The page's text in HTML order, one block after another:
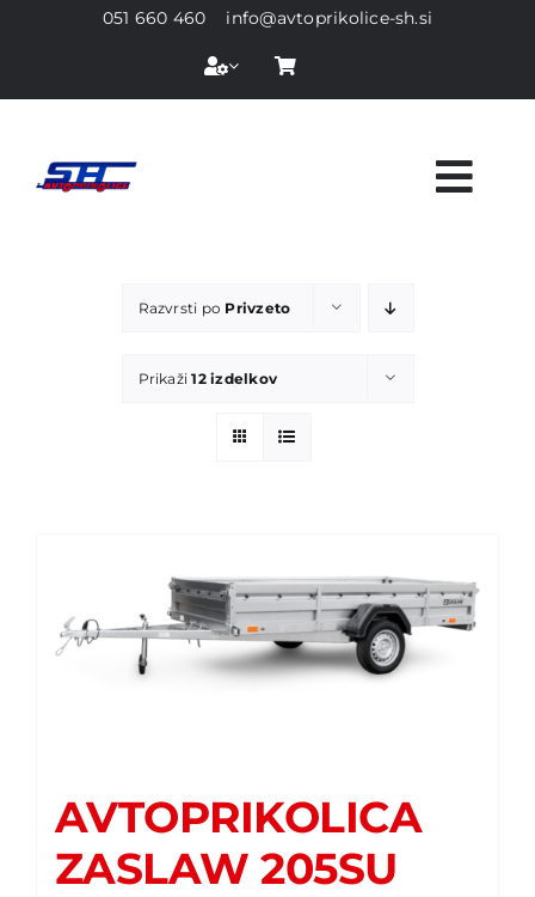
051 660 460 info@avtoprikolice-sh.si
Razvrsti po Privzeto
Prikaži12 izdelkov
AVTOPRIKOLICA
ZASLAW 205SU